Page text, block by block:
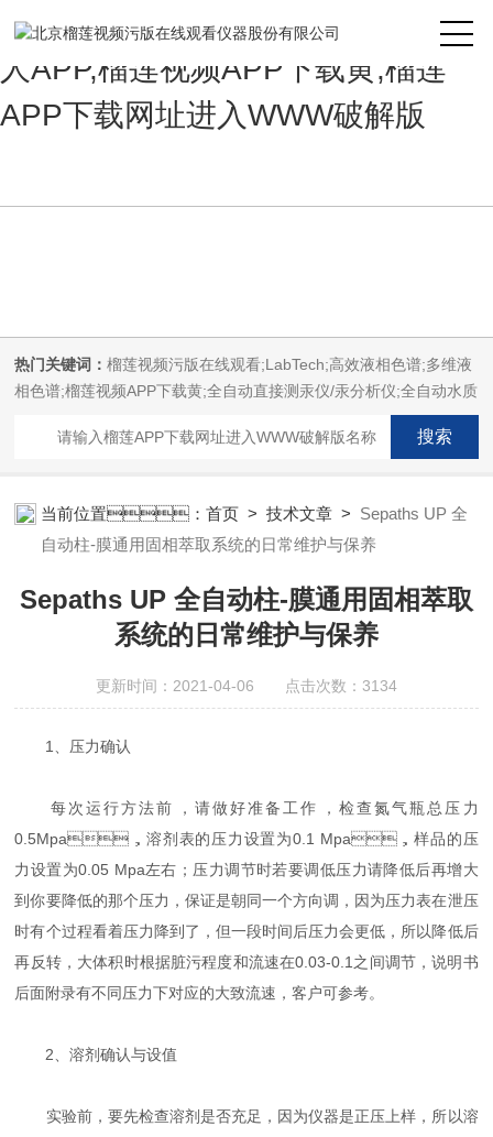
榴莲视频污版在线观看,榴莲视频成
人APP,榴莲视频APP下载黄,榴莲
APP下载网址进入WWW破解版
热门关键词：榴莲视频污版在线观看;LabTech;高效液相色谱;多维液
相色谱;榴莲视频APP下载黄;全自动直接测汞仪/汞分析仪;全自动水质
分析仪;微波消解萃取系统;微波合成系统;微波灰化磺化系统;全自动
固相萃取系统;Dryvap全自动溶剂蒸发系统;激光固体烧蚀进样系统;循
息管理系统（LIMS;超净榴莲视频成人APP设计与工程;通风柜;化学
安全柜;AAICPICP-MSUV-VISHPLC耗材和配件
当前位置：首页 >技术文章 > Sepaths UP 全
自动柱-膜通用固相萃取系统的日常维护与保养
Sepaths UP 全自动柱-膜通用固相萃取
系统的日常维护与保养
更新时间：2021-04-06 点击次数：3134
1、压力确认
每次运行方法前，请做好准备工作，检查氮气瓶总压力
0.5Mpa，溶剂表的压力设置为0.1 Mpa，样品的压
力设置为0.05 Mpa左右；压力调节时若要调低压力请降低后再增大
到你要降低的那个压力，保证是朝同一个方向调，因为压力表在泄压
时有个过程看着压力降到了，但一段时间后压力会更低，所以降低后
再反转，大体积时根据脏污程度和流速在0.03-0.1之间调节，说明书
后面附录有不同压力下对应的大致流速，客户可参考。
2、溶剂确认与设值
实验前，要先检查溶剂是否充足，因为仪器是正压上样，所以溶